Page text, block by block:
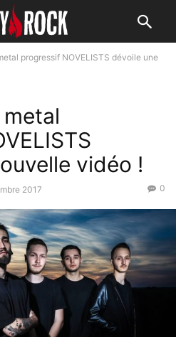
progressif NOVELISTS dévoile une
vidéo !
2017 0